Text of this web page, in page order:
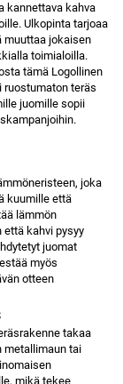
kannettava kahva
Ulkopinta tarjoaa
muuttaa jokaisen
toimialoilla.
tämä Logollinen
ruostumaton teräs
juomille sopii
joka
kuumille että
lämmön
kahvi pysyy
juomat
myös
otteen
takaa
metallimaun tai
mikä tekee